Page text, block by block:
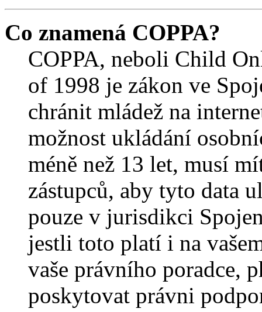
Co znamená COPPA?
COPPA, neboli Child
of 1998 je zákon ve
chránit mládež na
možnost ukládání
méně než 13 let, musí
zástupců, aby tyto data
pouze v jurisdikci
jestli toto platí i na
vaše právního poradce,
poskytovat právni